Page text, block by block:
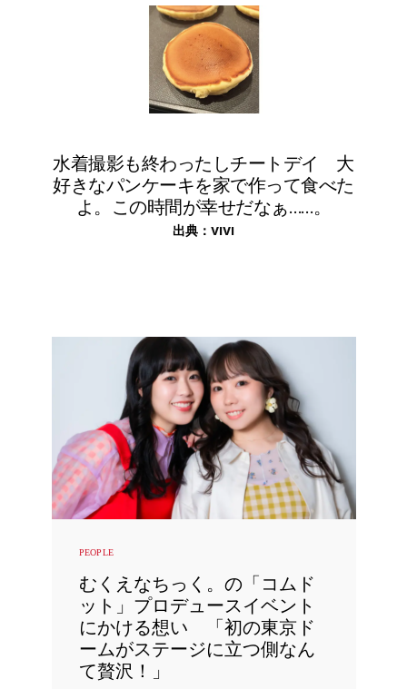
水着撮影も終わったしチートデイ 大
好きなパンケーキを家で作って食べた
よ。この時間が幸せだなぁ……。
出典： VIVI
PEOPLE
むくえなちっく。の「コムド
ット」プロデュースイベント
にかける想い 「初の東京ド
ームがステージに立つ側なん
て贅沢！」